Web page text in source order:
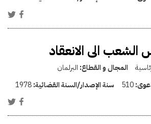
الى الانعقاد
المجال و القطاع: البرلمان
510 سنة الإصدار/السنة القضائية:1978